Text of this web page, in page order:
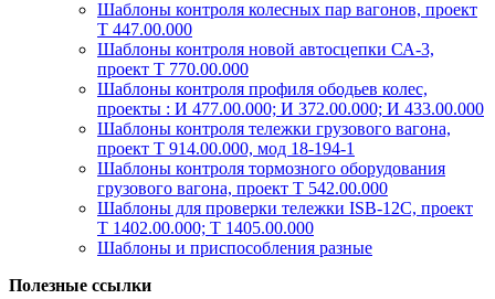
Шаблоны контроля колесных пар вагонов, проект
Т 447.00.000
Шаблоны контроля новой автосцепки СА-3,
проект Т 770.00.000
Шаблоны контроля профиля ободьев колес,
проекты : И 477.00.000; И 372.00.000; И 433.00.000
Шаблоны контроля тележки грузового вагона,
проект Т 914.00.000, мод 18-194-1
Шаблоны контроля тормозного оборудования
грузового вагона, проект Т 542.00.000
Шаблоны для проверки тележки ISB-12C, проект
Т 1402.00.000; Т 1405.00.000
Шаблоны и приспособления разные
Полезные ссылки